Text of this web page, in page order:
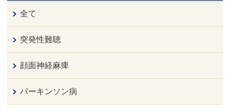
全て
突発性難聴
顔面神経麻痺
パーキンソン病